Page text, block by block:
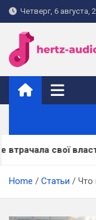
Skip
to
content
Четверг, 6 августа,
hertz-
свої властивості
Home Статьи Что